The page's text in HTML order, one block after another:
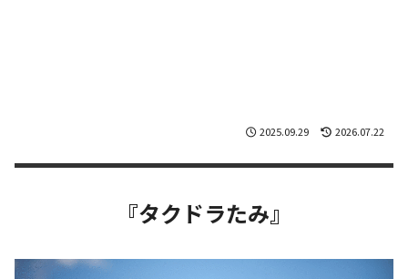
2025.09.29 2026.07.22
『タクドラたみ』